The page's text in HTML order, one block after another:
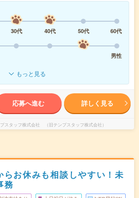
30代 40代 50代
60代
男性
もっと見る
応募へ進む 詳しく見る
スタッフ株式会社 （旧テンプスタッフ株式会社）
らお休みも相談しやすい！未
務